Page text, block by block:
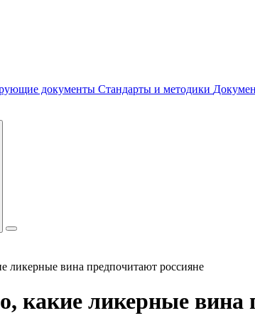
документы Стандарты и методики
ликерные вина предпочитают россияне
какие ликерные вина